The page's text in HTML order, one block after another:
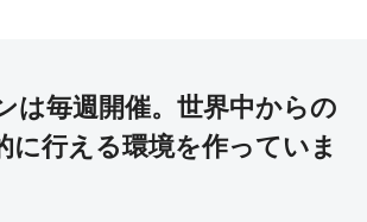
毎週開催。 世界中からの
に行える環境を作っていま